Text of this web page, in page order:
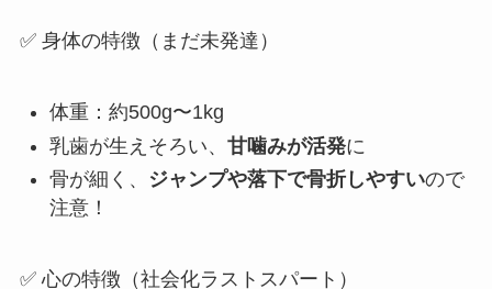
✅ 身体の特徴（まだ未発達）
体重：約500g〜1kg
乳歯が生えそろい、 甘噛みが活発に
骨が細く、
ジャンプや落下で骨折しやすいので
注意！
✅ 心の特徴（社会化ラストスパート）